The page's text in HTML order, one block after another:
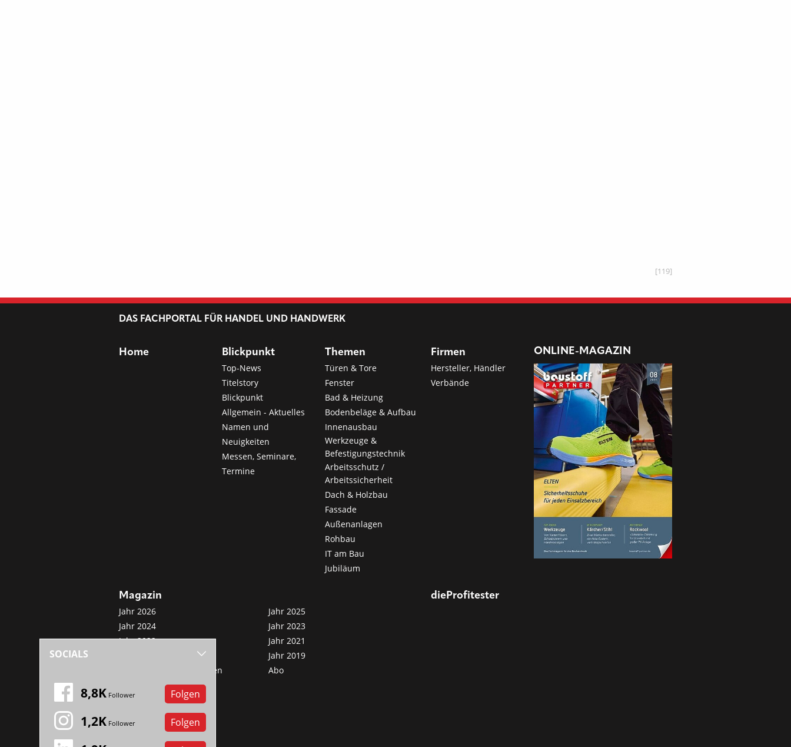
[119]
DAS FACHPORTAL FÜR HANDEL UND HANDWERK
Home Blickpunkt
Top-News
Titelstory
Blickpunkt
Allgemein - Aktuelles
Namen und
Neuigkeiten
Messen, Seminare,
Termine
Themen
Türen & Tore
Fenster
Bad & Heizung
Bodenbeläge & Aufbau
Innenausbau
Werkzeuge &
Befestigungstechnik
Arbeitsschutz /
Arbeitssicherheit
Dach & Holzbau
Fassade
Außenanlagen
Rohbau
IT am Bau
Jubiläum
Firmen
Hersteller, Händler
Verbände
Magazin
Jahr 2026
Jahr 2025
Jahr 2024
Jahr 2023
Jahr 2022
Jahr 2021
Jahr 2019
Sonderveröffentlichungen
Abo
dieProfitester
ONLINE-MAGAZIN
SOCIALS
8,8K Follower Folgen
1,2K Follower Folgen